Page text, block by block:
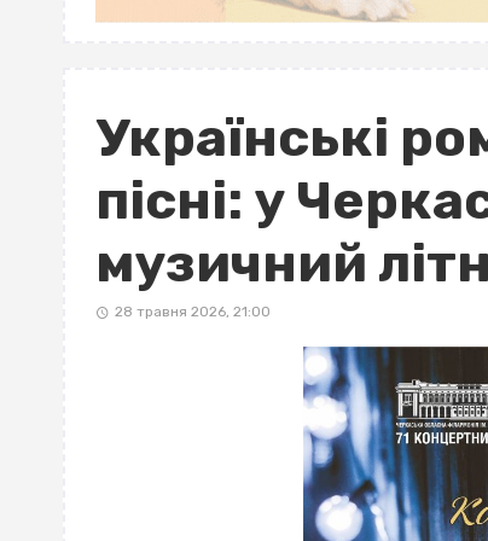
Українські
пісні: у
музичний
28 травня 2026, 21:00